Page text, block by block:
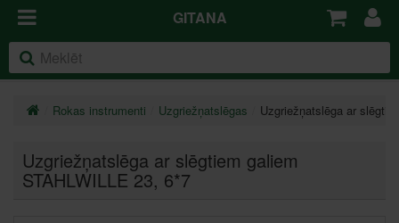
GITANA
Rokas instrumenti Uzgriežņatslēgas Uzgriežņatslēga ar
Uzgriežņatslēga ar slēgtiem galiem
STAHLWILLE 23, 6*7